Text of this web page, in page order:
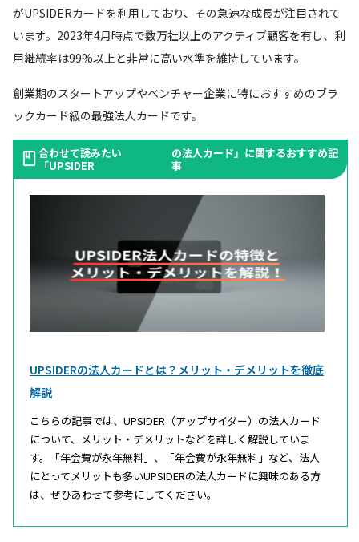
がUPSIDERカードを利用しており、その急速な成長が注目されて
います。2023年4月時点で数万社以上のアクティブ顧客を有し、利
用継続率は99%以上と非常に高い水準を維持しています。
創業期のスタートアップやベンチャー企業に特におすすめのブラ
ックカード級の最強法人カードです。
合わせて読みたい
「UPSIDER
の法人カード」に関するおすすめ記
事
UPSIDERの法人カードとは？メリット・デメリットを徹底
解説
こちらの記事では、UPSIDER（アップサイダー）の法人カード
について、メリット・デメリットなどを詳しく解説していま
す。「年会費が永年無料」、「年会費が永年無料」など、法人
にとってメリットも多いUPSIDERの法人カードに興味のある方
は、ぜひあわせて参考にしてください。